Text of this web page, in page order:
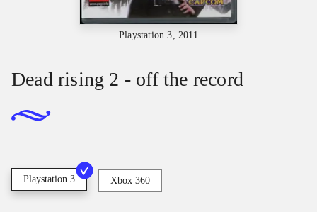
Playstation 3, 2011
Dead rising 2 - off the record
Playstation 3 Xbox 360